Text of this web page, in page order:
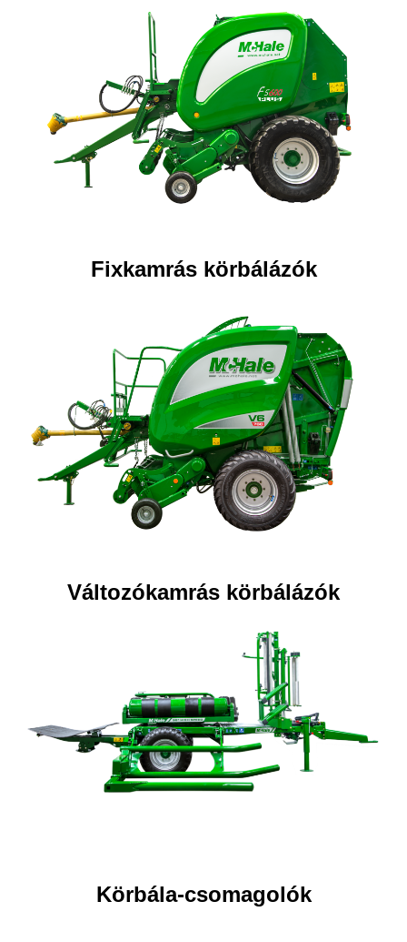
Fixkamrás körbálázók
Változókamrás körbálázók
Körbála-csomagolók